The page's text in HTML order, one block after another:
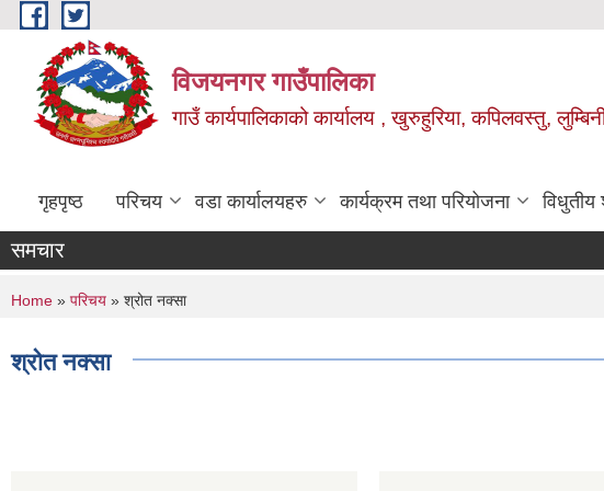
Skip to main content
विजयनगर गाउँपालिका
गाउँ कार्यपालिकाको कार्यालय , खुरुहुरिया, कपिलवस्तु,
गृहपृष्ठ परिचय वडा कार्यालयहरु कार्यक्रम तथा परियोजना
समचार
You are here
Home » परिचय » श्रोत नक्सा
श्रोत नक्सा